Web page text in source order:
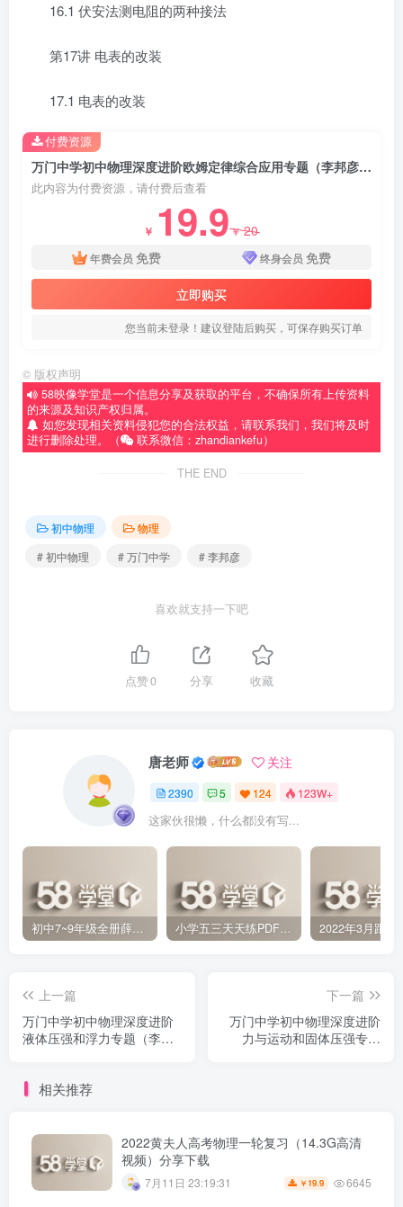
16.1 伏安法测电阻的两种接法
第17讲 电表的改装
17.1 电表的改装
万门中学初中物理深度进阶欧姆定律综合应用专题（李邦彦超清打包）百度网盘分享下载
此内容为付费资源，请付费后查看
￥ 19.9￥20
年费会员 免费 终身会员 免费
立即购买
您当前未登录！建议登陆后购买，可保存购买订单
付费资源
© 版权声明
58映像学堂是一个信息分享及获取的平台，不确保所有上传资料
的来源及知识产权归属。
如您发现相关资料侵犯您的合法权益，请联系我们，我们将及时
进行删除处理。（
联系微信：zhandiankefu）
THE END
初中物理
物理
# 初中物理
# 万门中学 # 李邦彦
喜欢就支持一下吧
点赞0 分享 收藏
唐老师 关注
2390 5 124 123W+
这家伙很懒，什么都没有写...
初中7~9年级全册薛金星中学教材全解PDF 百度网盘分享下载 小学五三天天练PDF（压缩打包）百度网盘分享下载
上一篇
万门中学初中物理深度进阶
液体压强和浮力专题（李邦
下一篇
万门中学初中物理深度进阶
力与运动和固体压强专题
相关推荐
2022黄夫人高考物理一轮复习（14.3G高清
视频）分享下载
7月11日 23:19:31 ￥ 19.9 6645